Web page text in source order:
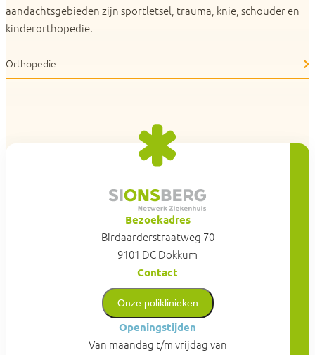
aandachtsgebieden zijn sportletsel, trauma, knie, schouder en
kinderorthopedie.
Orthopedie
Bezoekadres
Birdaarderstraatweg 70
9101 DC Dokkum
Contact
Onze poliklinieken
Openingstijden
Van maandag t/m vrijdag van